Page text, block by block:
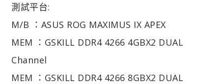
測試平台:
M/B ：ASUS ROG MAXIMUS IX APEX
MEM ：GSKILL DDR4 4266 4GBX2 DUAL
Channel
MEM ：GSKILL DDR4 4266 8GBX2 DUAL